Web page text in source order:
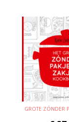
GROTE ZÓNDER